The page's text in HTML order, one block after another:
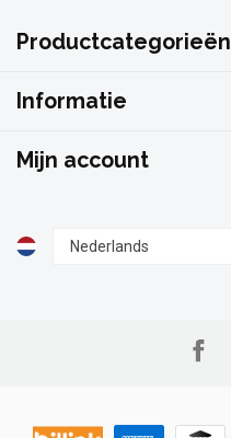
Productcategorieën
Informatie
Mijn account